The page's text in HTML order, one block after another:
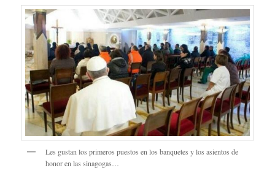
Les gustan los primeros puestos en los banquetes y los asientos de
honor en las sinagogas…